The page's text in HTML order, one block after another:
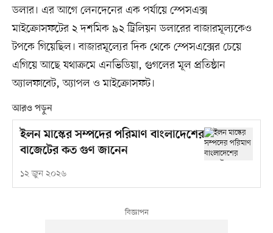
ডলার। এর আগে লেনদেনের এক পর্যায়ে স্পেসএক্স
মাইক্রোসফটের ২ দশমিক ৯২ ট্রিলিয়ন ডলারের বাজারমূল্যকেও
টপকে গিয়েছিল। বাজারমূল্যের দিক থেকে স্পেসএক্সের চেয়ে
এগিয়ে আছে যথাক্রমে এনভিডিয়া, গুগলের মূল প্রতিষ্ঠান
অ্যালফাবেট, অ্যাপল ও মাইক্রোসফট।
আরও পড়ুন
ইলন মাস্কের সম্পদের পরিমাণ বাংলাদেশের
বাজেটের কত গুণ জানেন
১২ জুন ২০২৬